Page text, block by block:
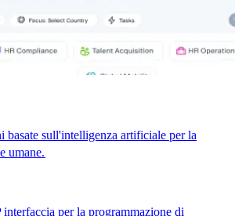
basate sull'intelligenza artificiale per la
umane.​​
interfaccia per la programmazione di